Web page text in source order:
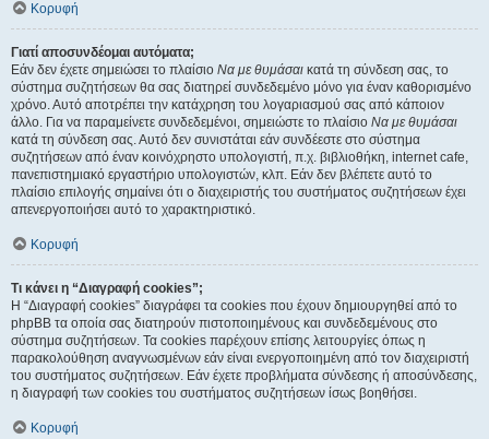
Κορυφή
Γιατί αποσυνδέομαι αυτόματα;
Εάν δεν έχετε σημειώσει το πλαίσιο Να με θυμάσαι κατά τη σύνδεση σας, το
σύστημα συζητήσεων θα σας διατηρεί συνδεδεμένο μόνο για έναν καθορισμένο
χρόνο. Αυτό αποτρέπει την κατάχρηση του λογαριασμού σας από κάποιον
άλλο. Για να παραμείνετε συνδεδεμένοι, σημειώστε το πλαίσιο Να με θυμάσαι
κατά τη σύνδεση σας. Αυτό δεν συνιστάται εάν συνδέεστε στο σύστημα
συζητήσεων από έναν κοινόχρηστο υπολογιστή, π.χ. βιβλιοθήκη, internet cafe,
πανεπιστημιακό εργαστήριο υπολογιστών, κλπ. Εάν δεν βλέπετε αυτό το
πλαίσιο επιλογής σημαίνει ότι ο διαχειριστής του συστήματος συζητήσεων έχει
απενεργοποιήσει αυτό το χαρακτηριστικό.
Κορυφή
Τι κάνει η “Διαγραφή cookies”;
Η “Διαγραφή cookies” διαγράφει τα cookies που έχουν δημιουργηθεί από το
phpBB τα οποία σας διατηρούν πιστοποιημένους και συνδεδεμένους στο
σύστημα συζητήσεων. Τα cookies παρέχουν επίσης λειτουργίες όπως η
παρακολούθηση αναγνωσμένων εάν είναι ενεργοποιημένη από τον διαχειριστή
του συστήματος συζητήσεων. Εάν έχετε προβλήματα σύνδεσης ή αποσύνδεσης,
η διαγραφή των cookies του συστήματος συζητήσεων ίσως βοηθήσει.
Κορυφή